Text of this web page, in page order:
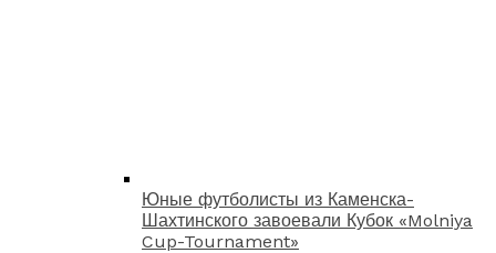
Юные футболисты из Каменска-
Шахтинского завоевали Кубок «Molniya
Cup-Tournament»